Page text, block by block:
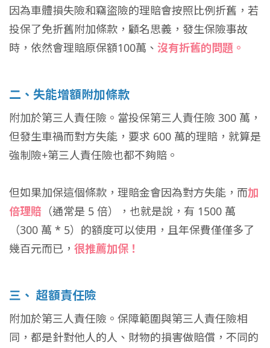
因為車體損失險和竊盜險的理賠會按照比例折舊，若
投保了免折舊附加條款，顧名思義，發生保險事故
時，依然會理賠原保額100萬、 沒有折舊的問題。
二、失能增額附加條款
附加於第三人責任險。當投保第三人責任險 300 萬，
但發生車禍而對方失能，要求 600 萬的理賠，就算是
強制險+第三人責任險也都不夠賠。
但如果加保這個條款，理賠金會因為對方失能，而加
倍理賠 （通常是 5 倍），也就是說，有 1500 萬
（300 萬 * 5）的額度可以使用，且年保費僅僅多了
幾百元而已， 很推薦加保！
三、 超額責任險
附加於第三人責任險。保障範圍與第三人責任險相
同，都是針對他人的人、財物的損害做賠償，不同的